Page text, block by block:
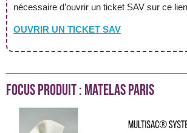
nécessaire d’ouvrir un ticket SAV sur ce
OUVRIR UN TICKET SAV
FOCUS PRODUIT : MATELAS PARIS